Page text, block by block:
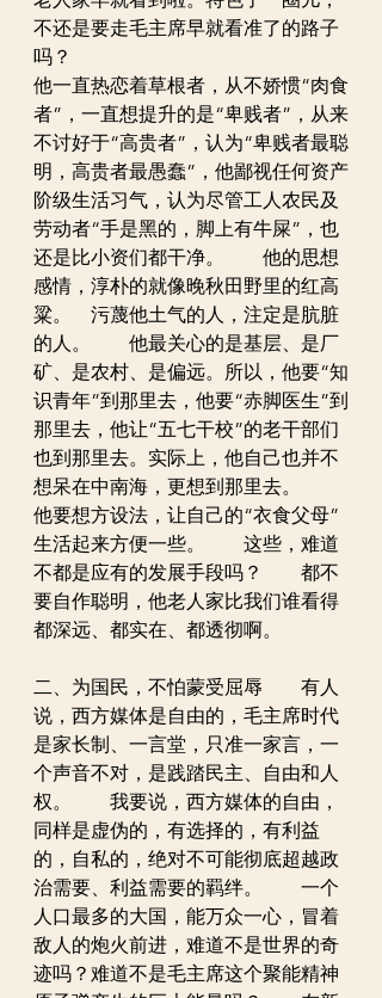
不还是要走毛主席早就看准了的路子
吗？
他一直热恋着草根者，从不娇惯“肉食
者”，一直想提升的是“卑贱者”，从来
不讨好于“高贵者”，认为“卑贱者最聪
明，高贵者最愚蠢”，他鄙视任何资产
阶级生活习气，认为尽管工人农民及
劳动者“手是黑的，脚上有牛屎”，也
还是比小资们都干净。　　他的思想
感情，淳朴的就像晚秋田野里的红高
粱。　污蔑他土气的人，注定是肮脏
的人。　　他最关心的是基层、是厂
矿、是农村、是偏远。所以，他要“知
识青年”到那里去，他要“赤脚医生”到
那里去，他让“五七干校”的老干部们
也到那里去。实际上，他自己也并不
想呆在中南海，更想到那里去。
他要想方设法，让自己的“衣食父母”
生活起来方便一些。　　这些，难道
不都是应有的发展手段吗？　　都不
要自作聪明，他老人家比我们谁看得
都深远、都实在、都透彻啊。
二、为国民，不怕蒙受屈辱　　有人
说，西方媒体是自由的，毛主席时代
是家长制、一言堂，只准一家言，一
个声音不对，是践踏民主、自由和人
权。　　我要说，西方媒体的自由，
同样是虚伪的，有选择的，有利益
的，自私的，绝对不可能彻底超越政
治需要、利益需要的羁绊。　　一个
人口最多的大国，能万众一心，冒着
敌人的炮火前进，难道不是世界的奇
迹吗？难道不是毛主席这个聚能精神